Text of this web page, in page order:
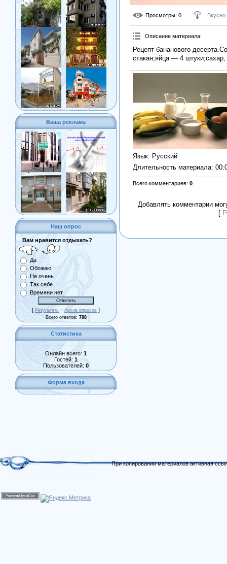
Ваша реклама
Наш опрос
Вам нравится отдыхать?
Да
Обожаю
Не очень
Так себе
Времени нет
[ Результаты · Архив опросов ]
Всего ответов: 788
Статистика
Онлайн всего: 1
Гостей: 1
Пользователей: 0
Форма входа
Просмотры: 0
Описание материала:
Рецепт бананового
стакан;яйца — 4
Язык: Русский
Длительность материала:
Всего комментариев: 0
Добавлять комментарии
[
При копировании материалов активная